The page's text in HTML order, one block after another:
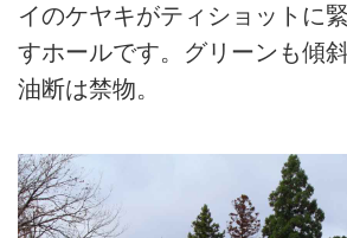
イのケヤキがティショットに
すホールです。グリーンも傾
油断は禁物。